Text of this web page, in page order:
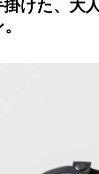
けた、大